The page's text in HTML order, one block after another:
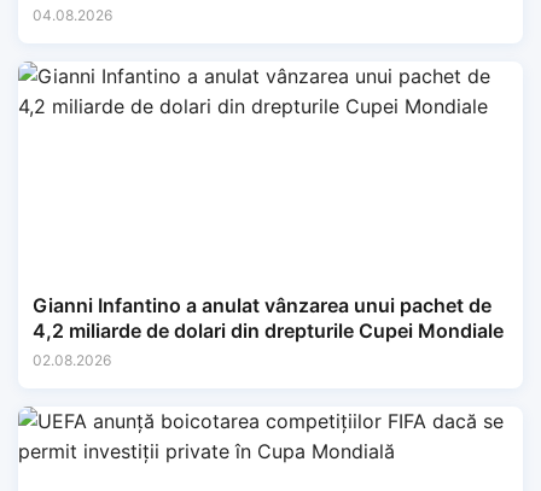
04.08.2026
Gianni Infantino a anulat vânzarea unui pachet de
4,2 miliarde de dolari din drepturile Cupei Mondiale
02.08.2026